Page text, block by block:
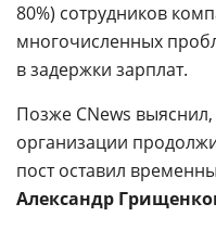
80%) сотрудников
многочисленных
в задержки зарплат.
Позже CNews выяснил,
организации
пост оставил
Александр